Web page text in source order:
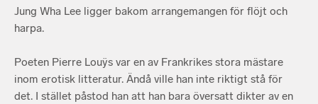
Jung Wha Lee ligger bakom arrangemangen för flöjt och
harpa.
Poeten Pierre Louÿs var en av Frankrikes stora mästare
inom erotisk litteratur. Ändå ville han inte riktigt stå för
det. I stället påstod han att han bara översatt dikter av en